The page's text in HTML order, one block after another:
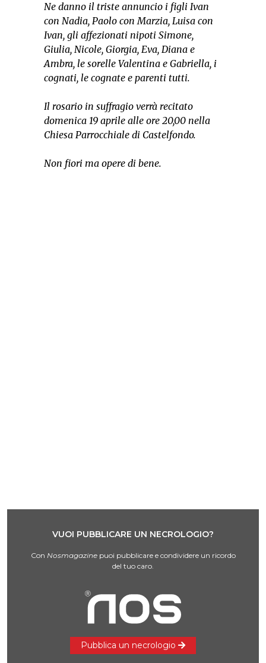
Ne danno il triste annuncio i figli Ivan
con Nadia, Paolo con Marzia, Luisa con
Ivan, gli affezionati nipoti Simone,
Giulia, Nicole, Giorgia, Eva, Diana e
Ambra, le sorelle Valentina e Gabriella, i
cognati, le cognate e parenti tutti.
Il rosario in suffragio verrà recitato
domenica 19 aprile alle ore 20,00 nella
Chiesa Parrocchiale di Castelfondo.
Non fiori ma opere di bene.
VUOI PUBBLICARE UN NECROLOGIO?
Con Nosmagazinepuoi pubblicare e condividere un ricordo
del tuo caro.
Pubblica un necrologio